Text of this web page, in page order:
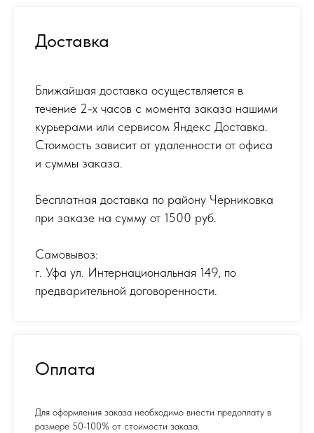
Доставка
Ближайшая доставка осуществляется в
течение 2-х часов с момента заказа нашими
курьерами или сервисом Яндекс Доставка.
Стоимость зависит от удаленности от офиса
и суммы заказа.
Бесплатная доставка по району Черниковка
при заказе на сумму от 1500 руб.
Самовывоз:
г. Уфа ул. Интернациональная 149, по
предварительной договоренности.
Оплата
Для оформления заказа необходимо внести предоплату в
размере 50-100% от стоимости заказа.